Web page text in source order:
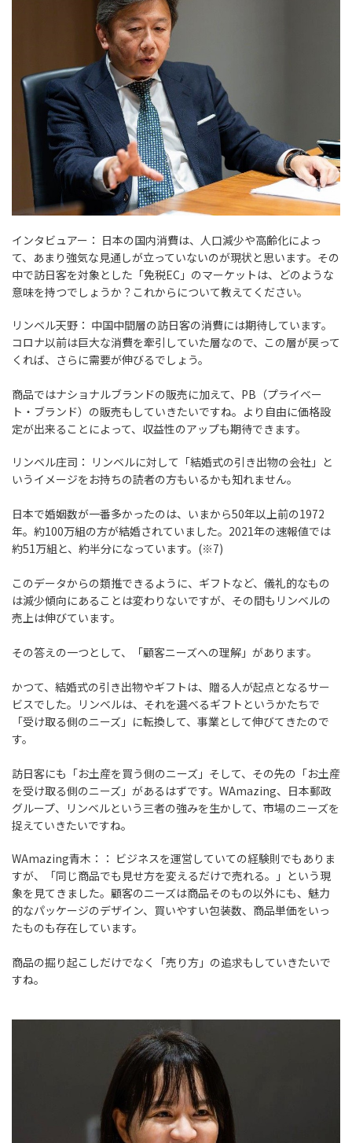
インタビュアー： 日本の国内消費は、人口減少や高齢化によっ
て、あまり強気な見通しが立っていないのが現状と思います。その
中で訪日客を対象とした「免税EC」のマーケットは、どのような
意味を持つでしょうか？これからについて教えてください。
リンベル天野： 中国中間層の訪日客の消費には期待しています。
コロナ以前は巨大な消費を牽引していた層なので、この層が戻って
くれば、さらに需要が伸びるでしょう。
商品ではナショナルブランドの販売に加えて、PB（プライベー
ト・ブランド）の販売もしていきたいですね。より自由に価格設
定が出来ることによって、収益性のアップも期待できます。
リンベル庄司： リンベルに対して「結婚式の引き出物の会社」と
いうイメージをお持ちの読者の方もいるかも知れません。
日本で婚姻数が一番多かったのは、いまから50年以上前の1972
年。約100万組の方が結婚されていました。2021年の速報値では
約51万組と、約半分になっています。(※7)
このデータからの類推できるように、ギフトなど、儀礼的なもの
は減少傾向にあることは変わりないですが、その間もリンベルの
売上は伸びています。
その答えの一つとして、「顧客ニーズへの理解」があります。
かつて、結婚式の引き出物やギフトは、贈る人が起点となるサー
ビスでした。リンベルは、それを選べるギフトというかたちで
「受け取る側のニーズ」に転換して、事業として伸びてきたので
す。
訪日客にも「お土産を買う側のニーズ」そして、その先の「お土産
を受け取る側のニーズ」があるはずです。WAmazing、日本郵政
グループ、リンベルという三者の強みを生かして、市場のニーズを
捉えていきたいですね。
WAmazing青木：： ビジネスを運営していての経験則でもありま
すが、「同じ商品でも見せ方を変えるだけで売れる。」という現
象を見てきました。顧客のニーズは商品そのもの以外にも、魅力
的なパッケージのデザイン、買いやすい包装数、商品単価をいっ
たものも存在しています。
商品の掘り起こしだけでなく「売り方」の追求もしていきたいで
すね。